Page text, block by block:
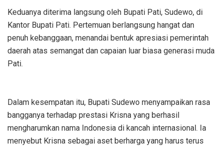
Keduanya diterima langsung oleh Bupati Pati, Sudewo, di
Kantor Bupati Pati. Pertemuan berlangsung hangat dan
penuh kebanggaan, menandai bentuk apresiasi pemerintah
daerah atas semangat dan capaian luar biasa generasi muda
Pati.
Dalam kesempatan itu, Bupati Sudewo menyampaikan rasa
bangganya terhadap prestasi Krisna yang berhasil
mengharumkan nama Indonesia di kancah internasional. Ia
menyebut Krisna sebagai aset berharga yang harus terus